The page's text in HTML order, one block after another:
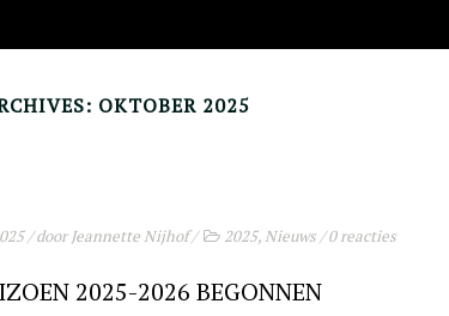
OKTOBER 2025
/ doorJeannette Nijhof/ 2025, Nieuws/0 reacties
2025-2026 BEGONNEN